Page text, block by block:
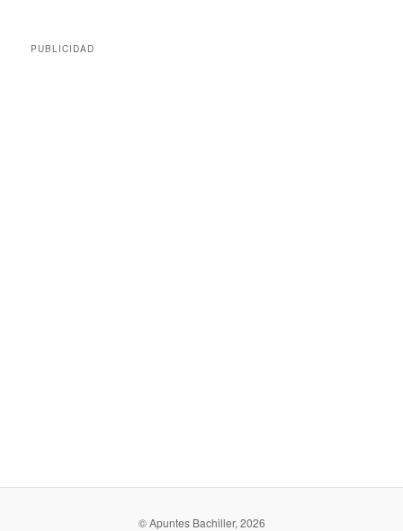
PUBLICIDAD
© Apuntes Bachiller, 2026